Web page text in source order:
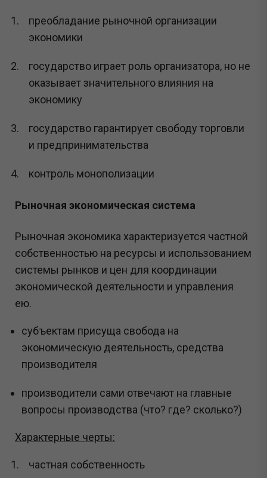
преобладание рыночной организации
экономики
государство играет роль организатора, но не
оказывает значительного влияния на
экономику
государство гарантирует свободу торговли
и предпринимательства
контроль монополизации
Рыночная экономическая система
Рыночная экономика характеризуется частной
собственностью на ресурсы и использованием
системы рынков и цен для координации
экономической деятельности и управления
ею.
субъектам присуща свобода на
экономическую деятельность, средства
производителя
производители сами отвечают на главные
вопросы производства (что? где? сколько?)
Характерные черты:
частная собственность